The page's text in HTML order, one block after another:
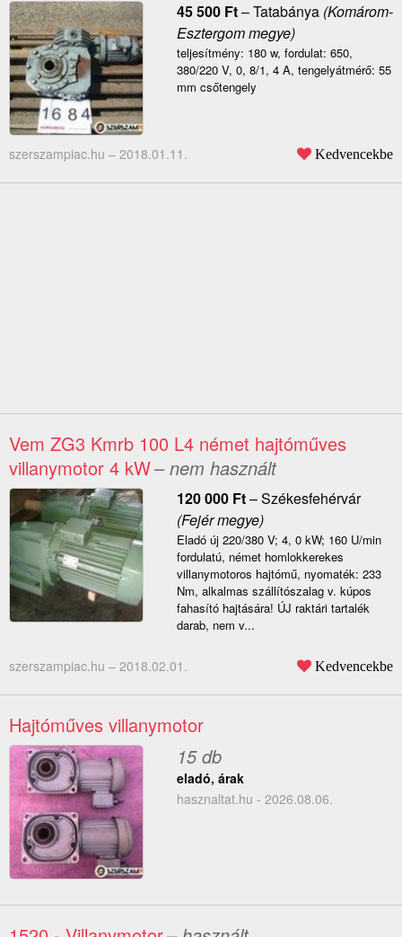
45 500 Ft–Tatabánya(Komárom-
Esztergom megye)
teljesítmény: 180 w, fordulat: 650,
380/220 V, 0, 8/1, 4 A, tengelyátmérő: 55
mm csőtengely
szerszampiac.hu – 2018.01.11. Kedvencekbe
Vem ZG3 Kmrb 100 L4 német hajtóműves
villanymotor 4 kW– nem használt
120 000 Ft–Székesfehérvár
(Fejér megye)
Eladó új 220/380 V; 4, 0 kW; 160 U/min
fordulatú, német homlokkerekes
villanymotoros hajtómű, nyomaték: 233
Nm, alkalmas szállítószalag v. kúpos
fahasító hajtására! ÚJ raktári tartalék
darab, nem v...
szerszampiac.hu – 2018.02.01. Kedvencekbe
Hajtóműves villanymotor
15 db
eladó, árak
hasznaltat.hu - 2026.08.06.